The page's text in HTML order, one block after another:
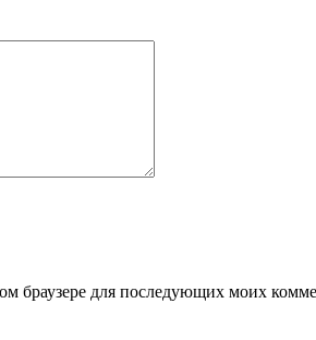
браузере для последующих моих